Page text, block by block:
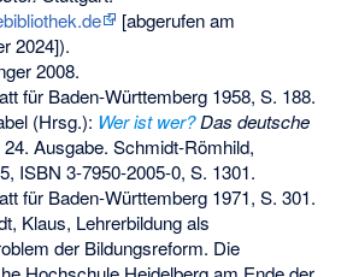
[abgerufen am
2024]).
2008.
für Baden-Württemberg 1958, S. 188.
(Hrsg.): Wer ist wer?Das deutsche
24. Ausgabe. Schmidt-Römhild,
ISBN 3-7950-2005-0, S. 1301.
für Baden-Württemberg 1971, S. 301.
Klaus, Lehrerbildung als
der Bildungsreform. Die